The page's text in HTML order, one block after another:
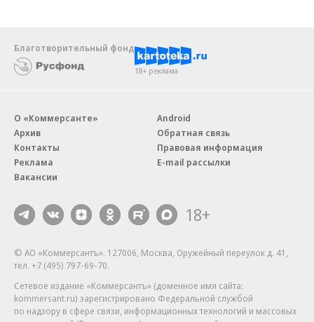
Благотворительный фонд
18+ реклама
О «Коммерсанте»
Архив
Контакты
Реклама
Вакансии
Android
Обратная связь
Правовая информация
E-mail рассылки
18+
© АО «Коммерсантъ». 127006, Москва, Оружейный переулок д. 41,
тел. +7 (495) 797-69-70.
Сетевое издание «Коммерсантъ» (доменное имя сайта:
kommersant.ru) зарегистрировано Федеральной службой
по надзору в сфере связи, информационных технологий и массовых